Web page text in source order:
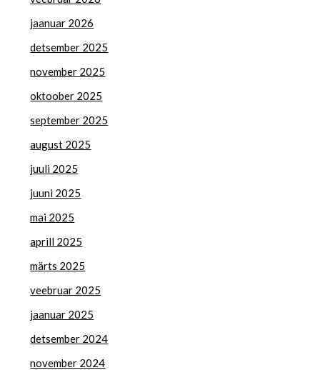
jaanuar 2026
detsember 2025
november 2025
oktoober 2025
september 2025
august 2025
juuli 2025
juuni 2025
mai 2025
aprill 2025
märts 2025
veebruar 2025
jaanuar 2025
detsember 2024
november 2024